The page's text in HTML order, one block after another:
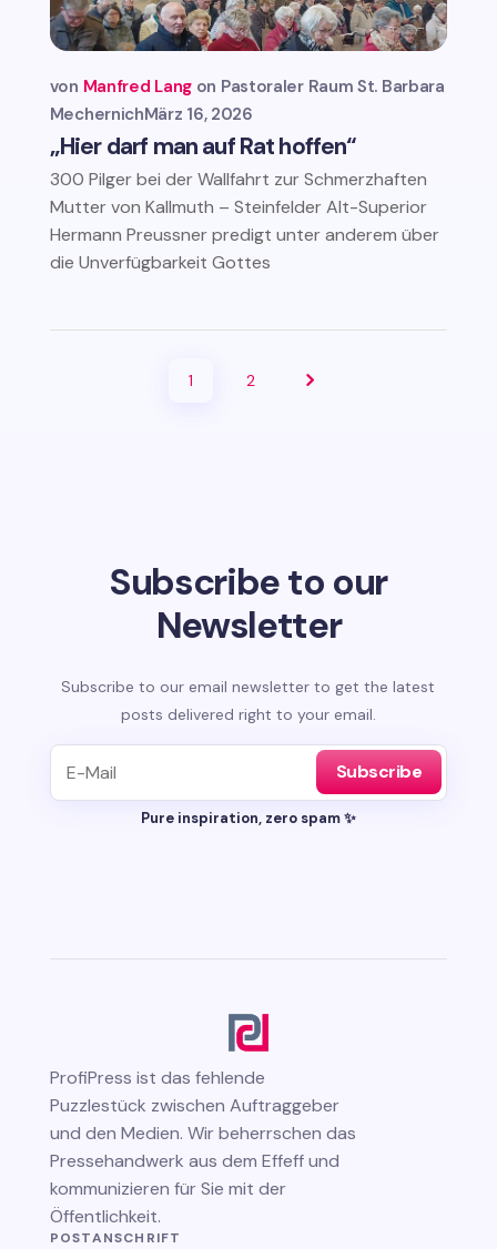
„Hier darf man auf Rat hoffen“
von Manfred Lang
Pastoraler Raum St. Barbara
MechernichMärz 16, 2026
300 Pilger bei der Wallfahrt zur Schmerzhaften
Mutter von Kallmuth – Steinfelder Alt-Superior
Hermann Preussner predigt unter anderem über
die Unverfügbarkeit Gottes
1 2
Subscribe to our
Newsletter
Subscribe to our email newsletter to get the latest
posts delivered right to your email.
Subscribe
Pure inspiration, zero spam ✨
ProfiPress ist das fehlende
Puzzlestück zwischen Auftraggeber
und den Medien. Wir beherrschen das
Pressehandwerk aus dem Effeff und
kommunizieren für Sie mit der
Öffentlichkeit.
POSTANSCHRIFT